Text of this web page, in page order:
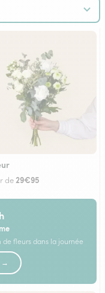
de 29€95
fleurs dans la journée
→